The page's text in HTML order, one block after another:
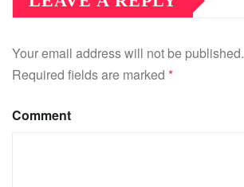
Your email address will not be published.
Required fields are marked *
Comment